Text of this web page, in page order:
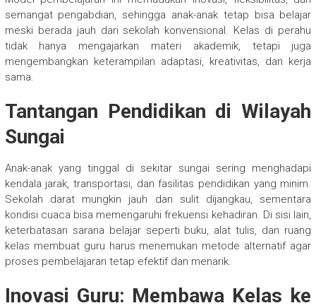
semangat pengabdian, sehingga anak-anak tetap bisa belajar
meski berada jauh dari sekolah konvensional. Kelas di perahu
tidak hanya mengajarkan materi akademik, tetapi juga
mengembangkan keterampilan adaptasi, kreativitas, dan kerja
sama.
Tantangan Pendidikan di Wilayah
Sungai
Anak-anak yang tinggal di sekitar sungai sering menghadapi
kendala jarak, transportasi, dan fasilitas pendidikan yang minim.
Sekolah darat mungkin jauh dan sulit dijangkau, sementara
kondisi cuaca bisa memengaruhi frekuensi kehadiran. Di sisi lain,
keterbatasan sarana belajar seperti buku, alat tulis, dan ruang
kelas membuat guru harus menemukan metode alternatif agar
proses pembelajaran tetap efektif dan menarik.
Inovasi Guru: Membawa Kelas ke